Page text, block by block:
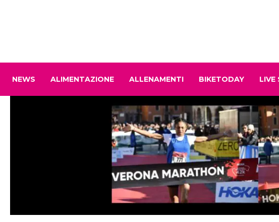
NEWS ALIMENTAZIONE ALLENAMENTI BIKETODAY LIVE